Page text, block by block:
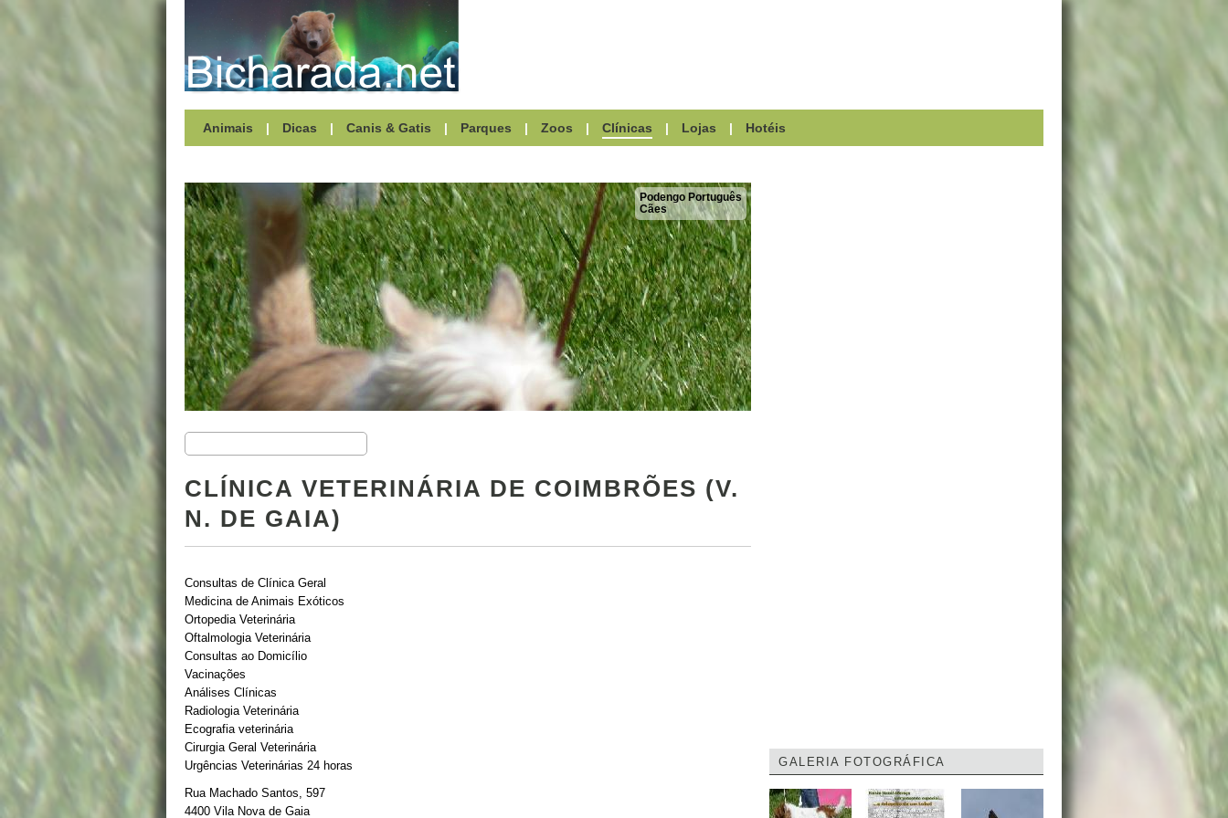
Animais | Dicas | Canis & Gatis | Parques | Zoos | Clínicas | Lojas | Hotéis
Podengo Português
Cães
CLÍNICA VETERINÁRIA DE COIMBRÕES (V.
N. DE GAIA)
Consultas de Clínica Geral
Medicina de Animais Exóticos
Ortopedia Veterinária
Oftalmologia Veterinária
Consultas ao Domicílio
Vacinações
Análises Clínicas
Radiologia Veterinária
Ecografia veterinária
Cirurgia Geral Veterinária
Urgências Veterinárias 24 horas
Rua Machado Santos, 597
4400 Vila Nova de Gaia
GALERIA FOTOGRÁFICA